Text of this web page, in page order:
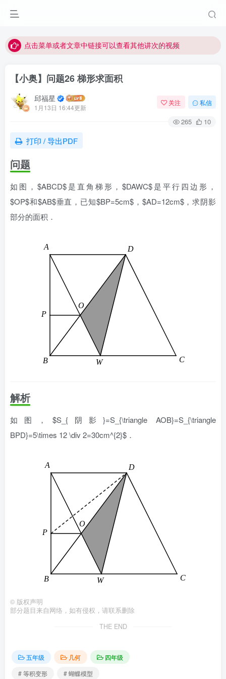
点击菜单或者文章中链接可以查看其他讲次的视频
视频无法观看的微信发消息给邱老师重置即可
【小奥】问题26 梯形求面积
邱福星
1月13日 16:44更新
关注 私信
265 10
打印 / 导出PDF
问题
如图，$ABCD$是直角梯形，$DAWC$是平行四边形，
$OP$和$AB$垂直，已知$BP=5cm$，$AD=12cm$，求阴影
部分的面积．
解析
如图，$S_{阴影}=S_{\triangle AOB}=S_{\triangle
BPD}=5\times 12 \div 2=30cm^{2}$．
© 版权声明
部分题目来自网络，如有侵权，请联系删除
THE END
五年级 几何
四年级
# 等积变形
# 蝴蝶模型